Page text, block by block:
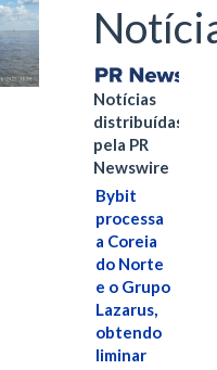
Notícias
distribuídas
pela PR
Newswire
Bybit
processa
a Coreia
do Norte
e o Grupo
Lazarus,
obtendo
liminar